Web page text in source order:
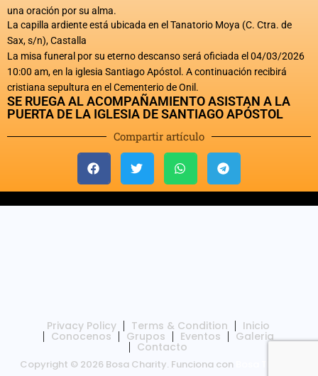
una oración por su alma.
La capilla ardiente está ubicada en el Tanatorio Moya (C. Ctra. de
Sax, s/n), Castalla
La misa funeral por su eterno descanso será oficiada el 04/03/2026
10:00 am, en la iglesia Santiago Apóstol. A continuación recibirá
cristiana sepultura en el Cementerio de Onil.
SE RUEGA AL ACOMPAÑAMIENTO ASISTAN A LA
PUERTA DE LA IGLESIA DE SANTIAGO APÓSTOL
Compartir artículo
Privacy Policy Terms & Condition Inicio
Conocenos Grupos Eventos Galeria
Contacto
Copyright © 2026 Bosa Charity. Funciona con